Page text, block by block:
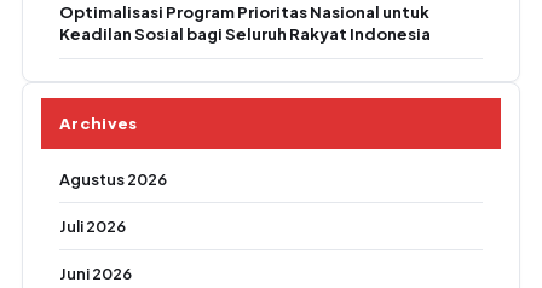
Optimalisasi Program Prioritas Nasional untuk
Keadilan Sosial bagi Seluruh Rakyat Indonesia
Archives
Agustus 2026
Juli 2026
Juni 2026